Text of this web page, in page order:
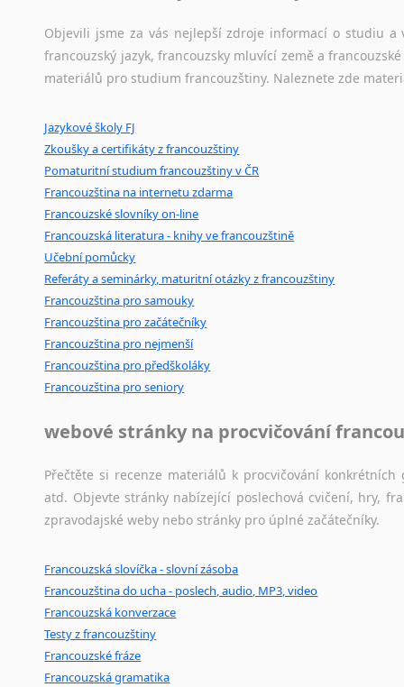
korpusů, jež umožňují třeba vyhledávání slov a slovních
původního zdroje textu.
Mix pomůcek, jež
poradny a pravidla pravopisu nebo
Objevili jsme za vás nejlepší zdroje informací o studiu a
francouzský jazyk, francouzsky mluvící země a
materiálů pro studium francouzštiny. Naleznete zde
Jazykové školy FJ
Zkoušky a certifikáty z francouzštiny
Pomaturitní studium francouzštiny v ČR
Francouzština na internetu zdarma
Francouzské slovníky on-line
Francouzská literatura - knihy ve francouzštině
Učební pomůcky
Referáty a seminárky, maturitní otázky z francouzštiny
Francouzština pro samouky
Francouzština pro začátečníky
Francouzština pro nejmenší
Francouzština pro předškoláky
Francouzština pro seniory
webové stránky na procvičování
Přečtěte si recenze materiálů k procvičování
atd. Objevte stránky nabízející poslechová cvičení, hry,
zpravodajské weby nebo stránky pro úplné začátečníky.
Francouzská slovíčka - slovní zásoba
Francouzština do ucha - poslech, audio, MP3, video
Francouzská konverzace
Testy z francouzštiny
Francouzské fráze
Francouzská gramatika